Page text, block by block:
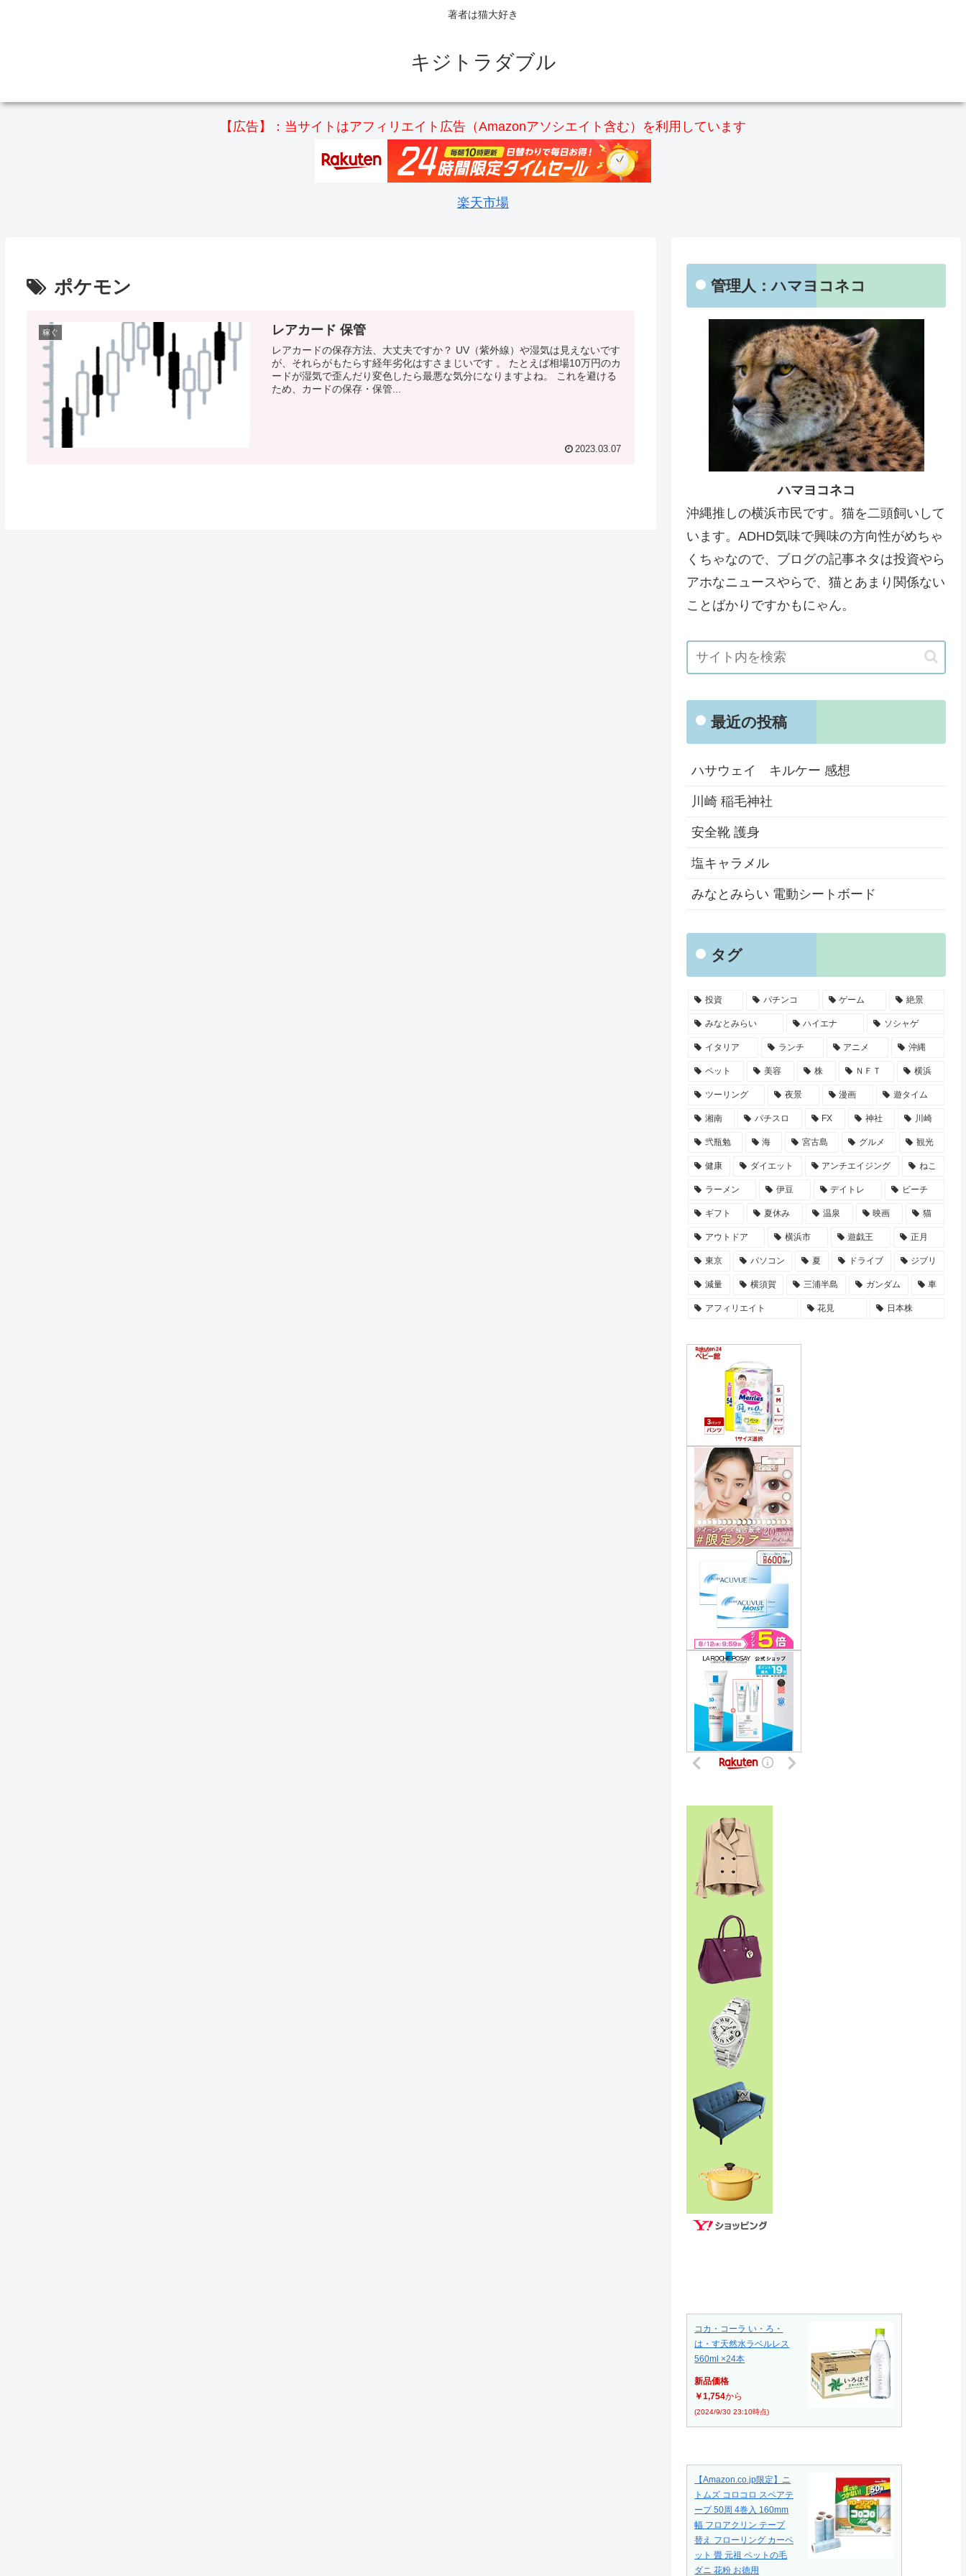
著者は猫大好き
キジトラダブル
【広告】：当サイトはアフィリエイト広告（Amazonアソシエイト含む）を利用しています
楽天市場
ポケモン
稼ぐ レアカード 保管
レアカードの保存方法、大丈夫ですか？ UV（紫外線）や湿気は見えないです
が、それらがもたらす経年劣化はすさまじいです 。 たとえば相場10万円のカ
ードが湿気で歪んだり変色したら最悪な気分になりますよね。 これを避ける
ため、カードの保存・保管...
2023.03.07
管理人：ハマヨコネコ
ハマヨコネコ
沖縄推しの横浜市民です。猫を二頭飼いして
います。ADHD気味で興味の方向性がめちゃ
くちゃなので、ブログの記事ネタは投資やら
アホなニュースやらで、猫とあまり関係ない
ことばかりですかもにゃん。
最近の投稿
ハサウェイ キルケー 感想
川崎 稲毛神社
安全靴 護身
塩キャラメル
みなとみらい 電動シートボード
タグ
投資 パチンコ ゲーム 絶景
みなとみらい ハイエナ ソシャゲ
イタリア ランチ アニメ 沖縄
ペット 美容 株 ＮＦＴ 横浜
ツーリング 夜景 漫画 遊タイム
湘南 パチスロ FX 神社 川崎
弐瓶勉 海 宮古島 グルメ 観光
健康 ダイエット アンチエイジング ねこ
ラーメン 伊豆 デイトレ ビーチ
ギフト 夏休み 温泉 映画 猫
アウトドア 横浜市 遊戯王 正月
東京 パソコン 夏 ドライブ ジブリ
減量 横須賀 三浦半島 ガンダム 車
アフィリエイト 花見 日本株
コカ・コーラ い・ろ・
は・す天然水ラベルレス
560ml ×24本
新品価格
￥1,754から
(2024/9/30 23:10時点)
【Amazon.co.jp限定】ニ
トムズ コロコロ スペアテ
ープ 50周 4巻入 160mm
幅 フロアクリン テープ
替え フローリング カーペ
ット 畳 元祖 ペットの毛
ダニ 花粉 お徳用